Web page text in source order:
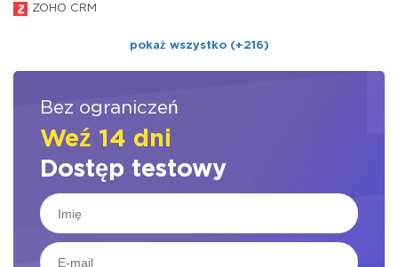
ZOHO CRM
pokaż wszystko (+216)
Bez ograniczeń
Weź 14 dni
Dostęp testowy